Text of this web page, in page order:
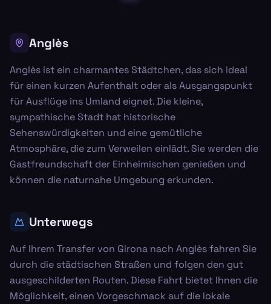
Anglès
Anglès ist ein charmantes Städtchen, das sich ideal
für einen kurzen Aufenthalt oder als Ausgangspunkt
für Ausflüge ins Umland eignet. Die kleine,
sympathische Stadt hat historische
Sehenswürdigkeiten und eine gemütliche
Atmosphäre, die zum Verweilen einlädt. Sie werden die
Gastfreundschaft der Einheimischen genießen und
können die naturnahe Umgebung erkunden.
Unterwegs
Auf Ihrem Transfer von Girona nach Anglès fahren Sie
durch die städtischen Straßen und folgen den gut
ausgeschilderten Routen. Diese Fahrt bietet Ihnen die
Möglichkeit, einen Vorgeschmack auf die lokale